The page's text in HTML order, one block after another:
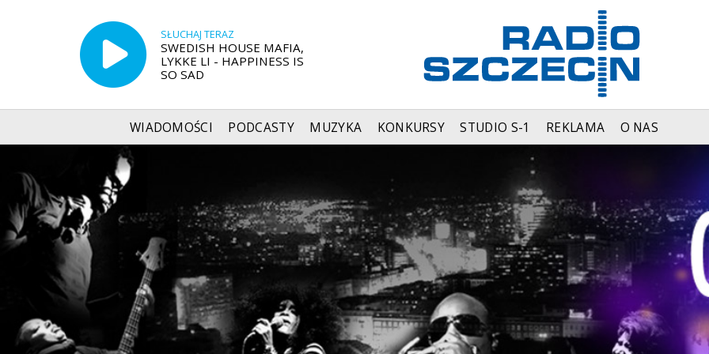
SŁUCHAJ TERAZ
SWEDISH HOUSE MAFIA,
LYKKE LI - HAPPINESS IS
SO SAD
WIADOMOŚCI PODCASTY MUZYKA KONKURSY STUDIO S-1 REKLAMA O NAS